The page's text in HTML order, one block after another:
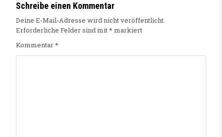
Schreibe einen Kommentar
Deine E-Mail-Adresse wird nicht veröffentlicht.
Erforderliche Felder sind mit* markiert
Kommentar*